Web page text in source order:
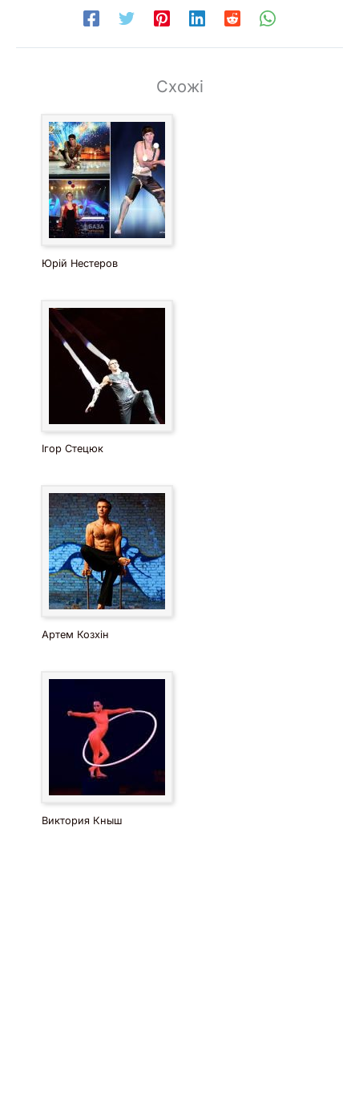
Схожі
Юрій Нестеров
Ігор Стецюк
Артем Козхін
Виктория Кныш